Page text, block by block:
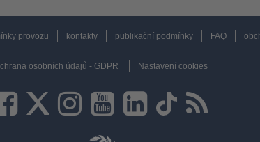
provozu kontakty publikační podmínky FAQ
osobních údajů - GDPR Nastavení cookies